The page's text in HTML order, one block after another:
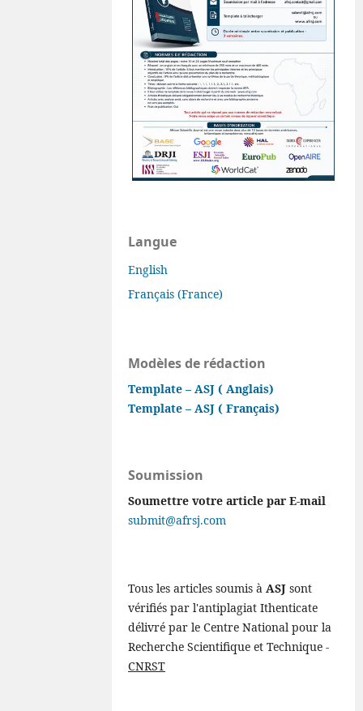
Langue
English
Français (France)
Modèles de rédaction
Template – ASJ ( Anglais)
Template – ASJ ( Français)
Soumission
Soumettre votre article par E-mail
submit@afrsj.com
Tous les articles soumis àASJ sont
vérifiés par l'antiplagiat Ithenticate
délivré par le Centre National pour la
Recherche Scientifique et Technique -
CNRST